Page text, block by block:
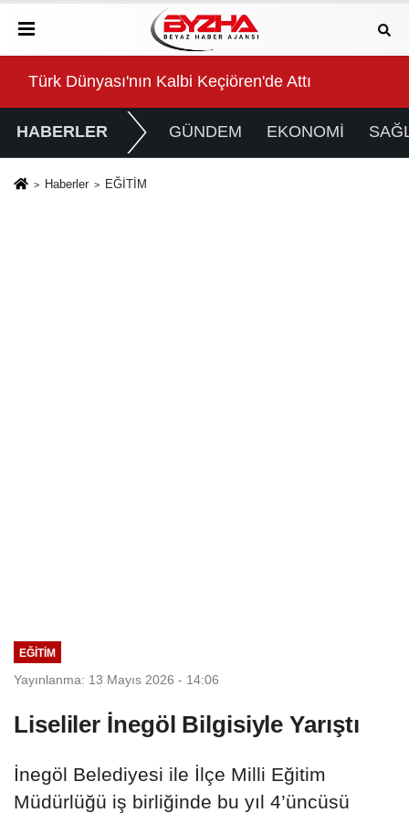
adidas
Türk Dünyası'nın Kalbi Keçiören'de Attı
HABERLER GÜNDEM EKONOMİ
Haberler EĞİTİM
EĞİTİM
Yayınlanma: 13 Mayıs 2026 - 14:06
Liseliler İnegöl Bilgisiyle Yarıştı
İnegöl Belediyesi ile İlçe Milli Eğitim
Müdürlüğü iş birliğinde bu yıl 4’üncüsü